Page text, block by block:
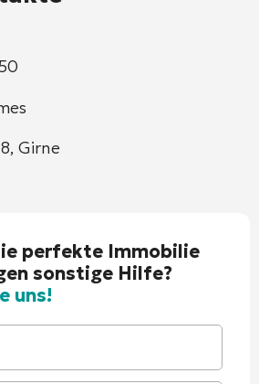
Girne
perfekte Immobilie
sonstige Hilfe?
uns!